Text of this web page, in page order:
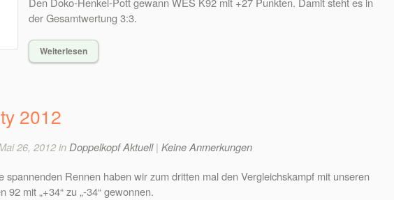
der Gesamtwertung 3:3.
Weiterlesen
2012
26, 2012 in Doppelkopf Aktuell| Keine Anmerkungen
spannenden Rennen haben wir zum dritten mal den Vergleichskampf mit unseren
92 mit „+34“ zu „-34“ gewonnen.